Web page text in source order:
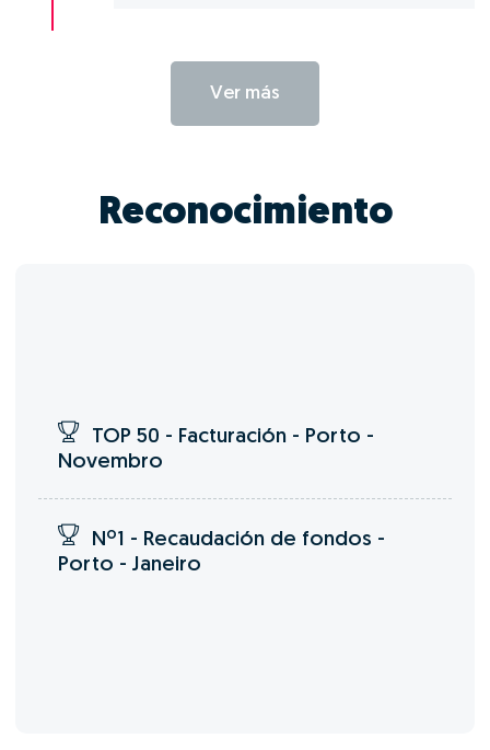
Ver más
Reconocimiento
TOP 50 - Facturación - Porto -
Novembro
Nº1 - Recaudación de fondos -
Porto - Janeiro